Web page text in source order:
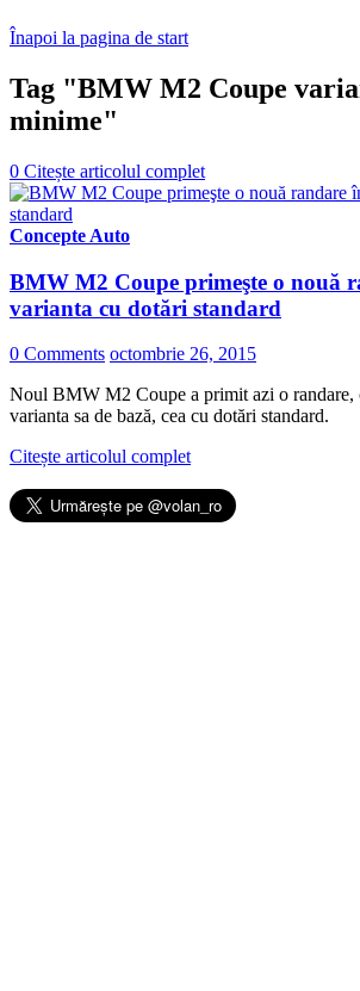
Înapoi la pagina de start
Tag "BMW M2 Coupe
minime"
0 Citește articolul complet
Concepte Auto
BMW M2 Coupe primeşte o nouă
varianta cu dotări standard
0 Comments octombrie 26, 2015
Noul BMW M2 Coupe a primit azi o randare,
varianta sa de bază, cea cu dotări standard.
Citește articolul complet